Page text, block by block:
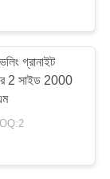
35
গ্রানাইট
2 সাইড 2000